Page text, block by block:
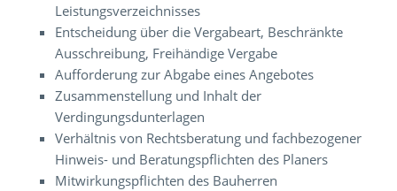
Leistungsverzeichnisses
Entscheidung über die Vergabeart, Beschränkte
Ausschreibung, Freihändige Vergabe
Aufforderung zur Abgabe eines Angebotes
Zusammenstellung und Inhalt der
Verdingungsdunterlagen
Verhältnis von Rechtsberatung und fachbezogener
Hinweis- und Beratungspflichten des Planers
Mitwirkungspflichten des Bauherren